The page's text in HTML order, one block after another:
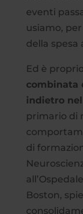
eventi
usiamo,
della spesa
Ed è
combinata
indietro
primario di
di
Boston,